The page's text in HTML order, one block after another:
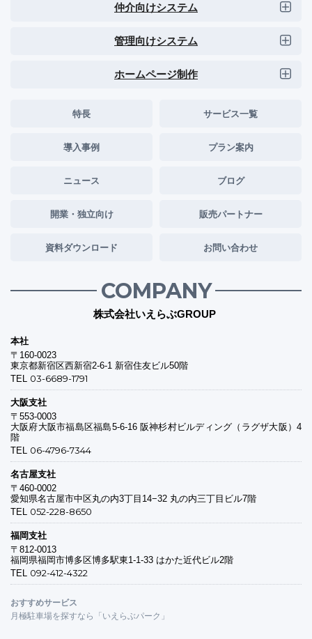
仲介向けシステム
管理向けシステム
ホームページ制作
特長 サービス一覧
導入事例 プラン案内
ニュース ブログ
開業・独立向け 販売パートナー
資料ダウンロード お問い合わせ
COMPANY
株式会社いえらぶGROUP
本社
〒160-0023
東京都新宿区西新宿2-6-1 新宿住友ビル50階
TEL 03-6689-1791
大阪支社
〒553-0003
大阪府大阪市福島区福島5-6-16 阪神杉村ビルディング（ラグザ大阪）4
階
TEL 06-4796-7344
名古屋支社
〒460-0002
愛知県名古屋市中区丸の内3丁目14−32 丸の内三丁目ビル7階
TEL 052-228-8650
福岡支社
〒812-0013
福岡県福岡市博多区博多駅東1-1-33 はかた近代ビル2階
TEL 092-412-4322
おすすめサービス
月極駐車場を探すなら「いえらぶパーク」